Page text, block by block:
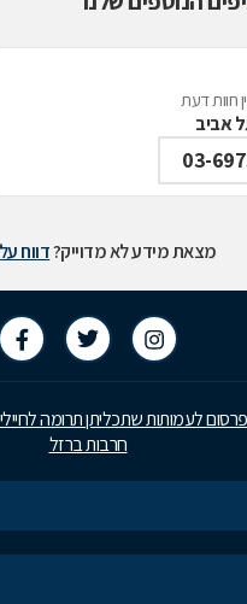
חוות דעת
03-
מצאת מידע לא מדוייק?דווח
לעמותות שתכליתן תרומה
חרבות ברזל